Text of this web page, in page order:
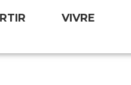
VIVRE